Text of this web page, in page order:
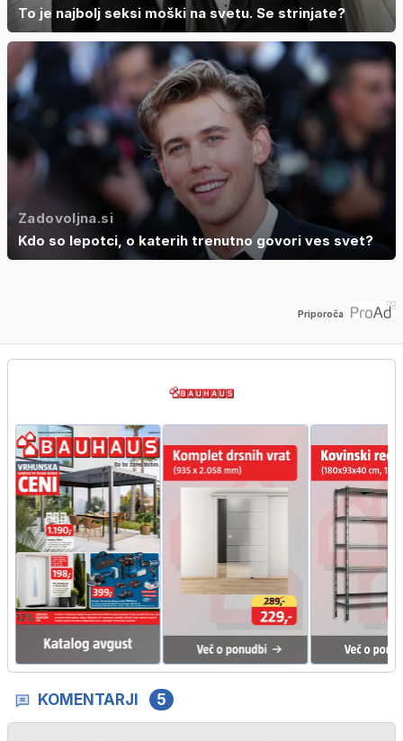
To je najbolj seksi moški na svetu. Se strinjate?
Zadovoljna.si
Kdo so lepotci, o katerih trenutno govori ves svet?
Priporoča
KOMENTARJI 5